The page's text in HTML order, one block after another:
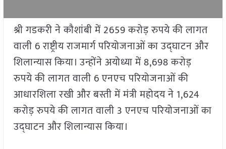
श्री गडकरी ने कौशांबी में 2659 करोड़ रुपये की लागत
वाली 6 राष्ट्रीय राजमार्ग परियोजनाओं का उद्घाटन और
शिलान्यास किया। उन्होंने अयोध्या में 8,698 करोड़
रुपये की लागत वाली 6 एनएच परियोजनाओं की
आधारशिला रखी और बस्ती में मंत्री महोदय ने 1,624
करोड़ रुपये की लागत वाली 3 एनएच परियोजनाओं का
उद्घाटन और शिलान्यास किया।